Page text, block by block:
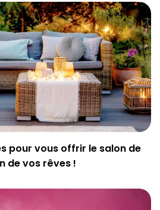
pour vous offrir le salon de
de vos rêves !